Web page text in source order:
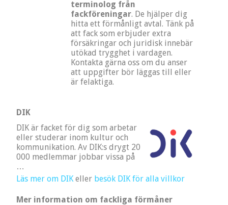
terminolog från
fackföreningar. De hjälper dig
hitta ett förmånligt avtal. Tänk på
att fack som erbjuder extra
försäkringar och juridisk innebär
utökad trygghet i vardagen.
Kontakta gärna oss om du anser
att uppgifter bör läggas till eller
är felaktiga.
DIK
DIK är facket för dig som arbetar
eller studerar inom kultur och
kommunikation. Av DIK:s drygt 20
000 medlemmar jobbar vissa på
…
Läs mer om DIKeller besök DIK för alla villkor
Mer information om fackliga förmåner